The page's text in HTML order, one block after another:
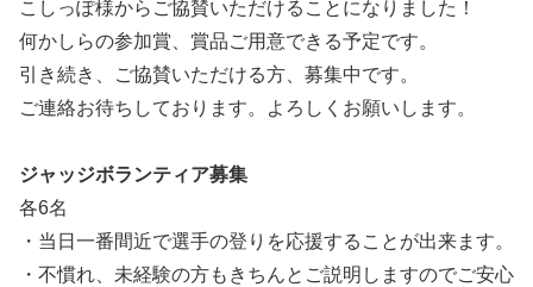
こしっぽ様からご協賛いただけることになりました！
何かしらの参加賞、賞品ご用意できる予定です。
引き続き、ご協賛いただける方、募集中です。
ご連絡お待ちしております。よろしくお願いします。
ジャッジボランティア募集
各6名
・当日一番間近で選手の登りを応援することが出来ます。
・不慣れ、未経験の方もきちんとご説明しますのでご安心